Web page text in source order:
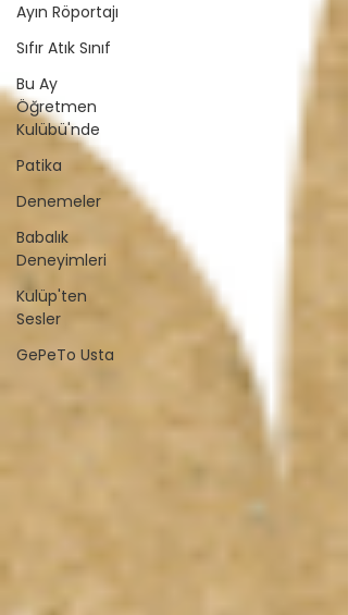
Ayın Röportajı
Sıfır Atık Sınıf
Bu Ay
Öğretmen
Kulübü'nde
Patika
Denemeler
Babalık
Deneyimleri
Kulüp'ten
Sesler
GePeTo Usta